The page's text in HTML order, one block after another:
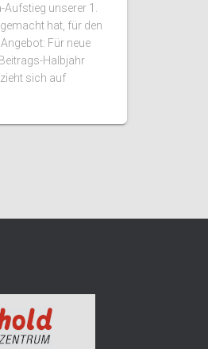
unserer 1.
hat, für den
Für neue
Halbjahr
sich auf